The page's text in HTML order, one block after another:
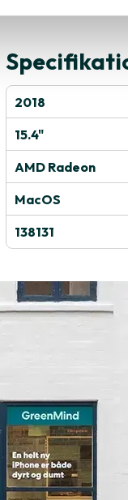
2018
15.4"
AMD Radeon
MacOS
138131